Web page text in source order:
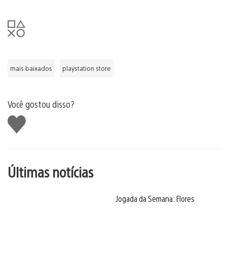
mais baixados playstation store
Você gostou disso?
Curtir
Últimas notícias
Jogada da Semana: Flores